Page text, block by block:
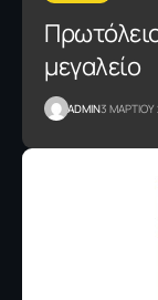
μεγαλείο
ADMIN3 ΜΑΡΤΙΟΥ